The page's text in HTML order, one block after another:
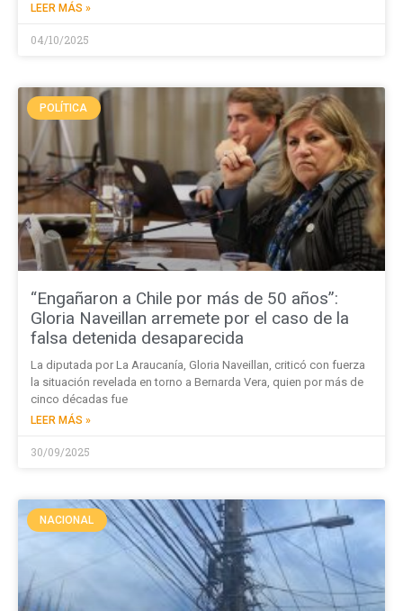
LEER MÁS »
04/10/2025
POLÍTICA
“Engañaron a Chile por más de 50 años”:
Gloria Naveillan arremete por el caso de la
falsa detenida desaparecida
La diputada por La Araucanía, Gloria Naveillan, criticó con fuerza
la situación revelada en torno a Bernarda Vera, quien por más de
cinco décadas fue
LEER MÁS »
30/09/2025
NACIONAL